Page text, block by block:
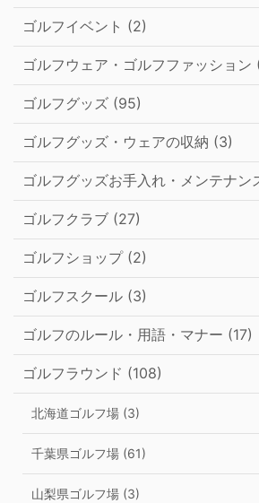
ゴルフイベント (2)
ゴルフウェア・ゴルフファッション
ゴルフグッズ (95)
ゴルフグッズ・ウェアの収納 (3)
ゴルフグッズお手入れ・メンテナン
ゴルフクラブ (27)
ゴルフショップ (2)
ゴルフスクール (3)
ゴルフのルール・用語・マナー (17)
ゴルフラウンド (108)
北海道ゴルフ場 (3)
千葉県ゴルフ場 (61)
山梨県ゴルフ場 (3)